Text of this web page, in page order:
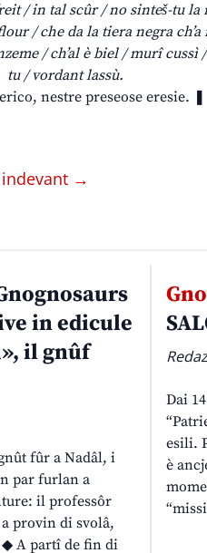
/ in tal scûr / no sinteš-tu la
/ che da la tiera negra ch’a
/ ch’al è biel / murî cussì
tu / vordant lassù.
nestre preseose eresie. ❚
→
in edicule
il gnûf
fûr a Nadâl, i
par furlan a
il professôr
provin di svolâ,
A partî de fin di
Dai
esili.
è